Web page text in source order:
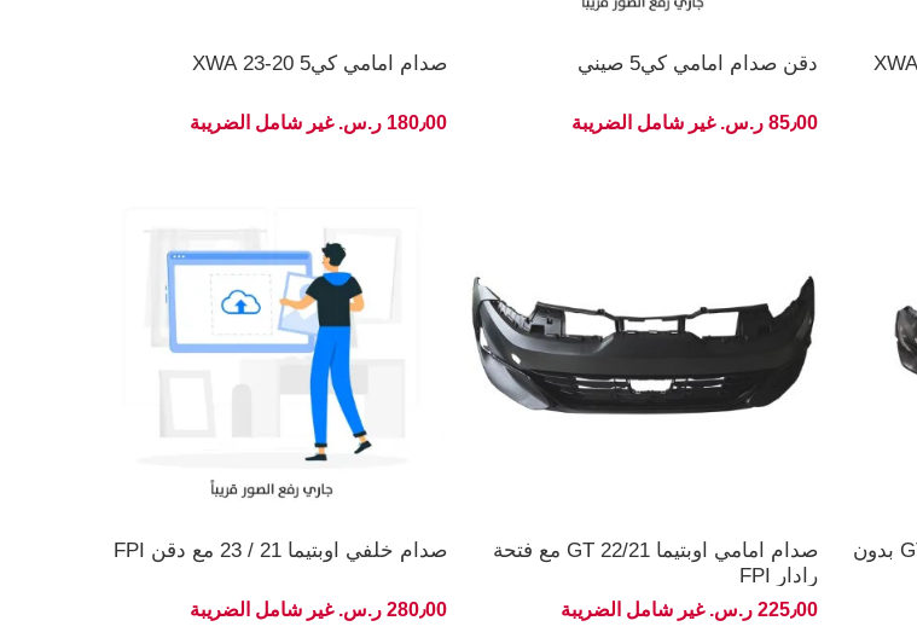
دقن صدام امامي كي5 صيني
85٫00 ر.س.‏ غير شامل الضريبة
صدام امامي كي5 20-23 XWA
180٫00 ر.س.‏ غير شامل الضريبة
صدام امامي اوبتيما 22/21 GT FPI بدون
صدام امامي اوبتيما 22/21 GT مع فتحة
رادار FPI
225٫00 ر.س.‏ غير شامل الضريبة
صدام خلفي اوبتيما 21 / 23 مع دقن FPI
280٫00 ر.س.‏ غير شامل الضريبة